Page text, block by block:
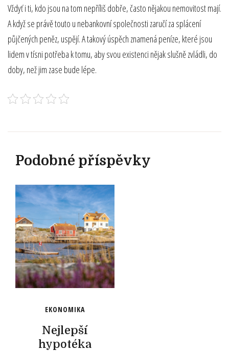
Vždyť i ti, kdo jsou na tom nepříliš dobře, často nějakou nemovitost mají.
A když se právě touto u nebankovní společnosti zaručí za splácení
půjčených peněz, uspějí. A takový úspěch znamená peníze, které jsou
lidem v tísni potřeba k tomu, aby svou existenci nějak slušně zvládli, do
doby, než jim zase bude lépe.
Podobné příspěvky
EKONOMIKA
Nejlepší
hypotéka